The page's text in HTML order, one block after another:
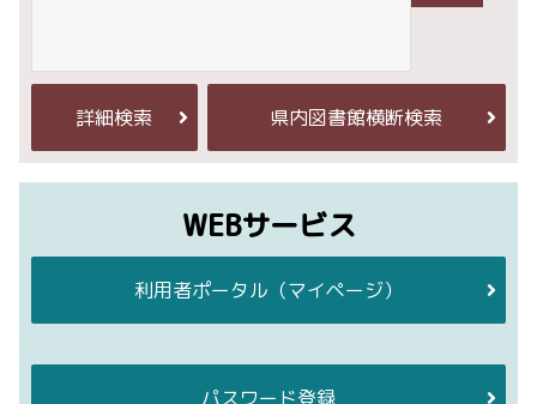
詳細検索 県内図書館横断検索
WEBサービス
利用者ポータル （マイページ）
パスワード登録